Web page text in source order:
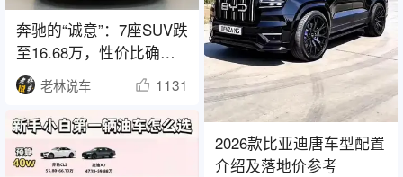
奔驰的“诚意”：7座SUV跌
至16.68万，性价比确实
高 老林说车 1131
2026款比亚迪唐车型配置
介绍及落地价参考